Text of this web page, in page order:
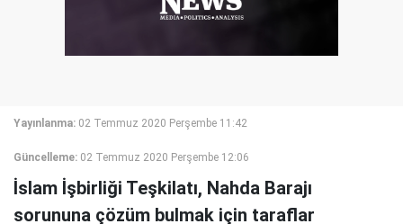
Yayınlanma: 02 Temmuz 2020 Perşembe 11:42
Güncelleme: 02 Temmuz 2020 Perşembe 12:06
İslam İşbirliği Teşkilatı, Nahda Barajı
sorununa çözüm bulmak için taraflar